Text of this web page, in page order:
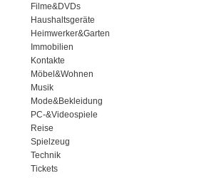
Filme&DVDs
Haushaltsgeräte
Heimwerker&Garten
Immobilien
Kontakte
Möbel&Wohnen
Musik
Mode&Bekleidung
PC-&Videospiele
Reise
Spielzeug
Technik
Tickets